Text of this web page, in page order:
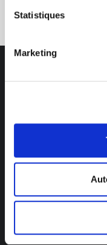
Statistiques
Marketing
Des
03 89 59
Ouvert du lundi
de 8h à 12h et
Catégories
Eclairage Solaire